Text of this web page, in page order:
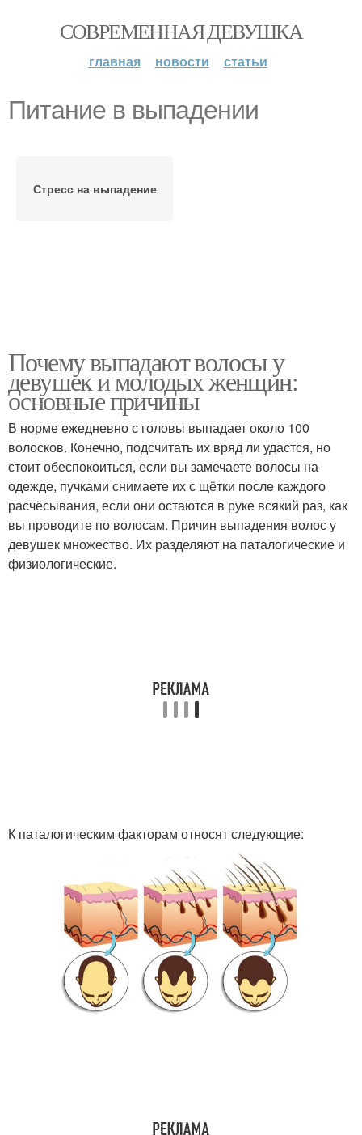
СОВРЕМЕННАЯ ДЕВУШКА
главная новости статьи
Питание в выпадении
Стресс на выпадение
Почему выпадают волосы у
девушек и молодых женщин:
основные причины
В норме ежедневно с головы выпадает около 100
волосков. Конечно, подсчитать их вряд ли удастся, но
стоит обеспокоиться, если вы замечаете волосы на
одежде, пучками снимаете их с щётки после каждого
расчёсывания, если они остаются в руке всякий раз, как
вы проводите по волосам. Причин выпадения волос у
девушек множество. Их разделяют на паталогические и
физиологические.
К паталогическим факторам относят следующие: